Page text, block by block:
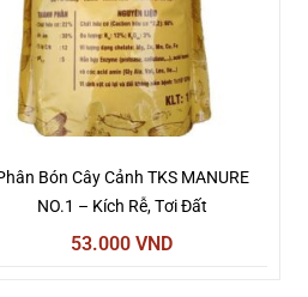
Bón Cây Cảnh TKS MANURE
NO.1 – Kích Rễ, Tơi Đất
53.000 VND